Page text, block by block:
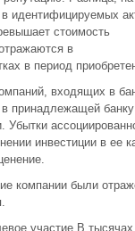
идентифицируемых
стоимость
в
в период
входящих в
принадлежащей
Убытки
инвестиции в ее
компании были
участие В тысячах